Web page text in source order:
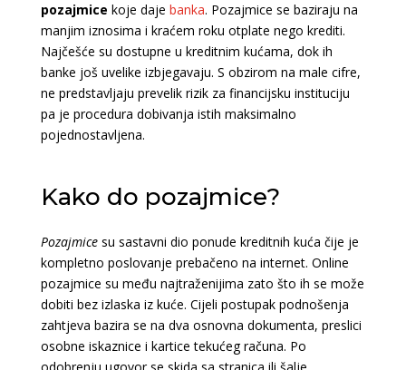
pozajmice koje daje banka. Pozajmice se baziraju na
manjim iznosima i kraćem roku otplate nego krediti.
Najčešće su dostupne u kreditnim kućama, dok ih
banke još uvelike izbjegavaju. S obzirom na male cifre,
ne predstavljaju prevelik rizik za financijsku instituciju
pa je procedura dobivanja istih maksimalno
pojednostavljena.
Kako do pozajmice?
Pozajmicesu sastavni dio ponude kreditnih kuća čije je
kompletno poslovanje prebačeno na internet. Online
pozajmice su među najtraženijima zato što ih se može
dobiti bez izlaska iz kuće. Cijeli postupak podnošenja
zahtjeva bazira se na dva osnovna dokumenta, preslici
osobne iskaznice i kartice tekućeg računa. Po